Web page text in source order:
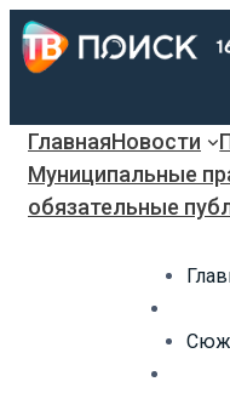
ГлавнаяНовости
Муниципальные
обязательные